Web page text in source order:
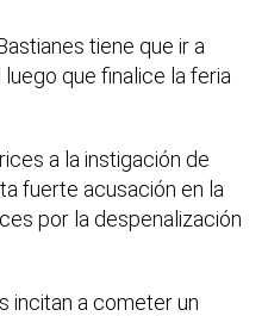
tiene que ir a
que finalice la feria
a la instigación de
fuerte acusación en la
por la despenalización
incitan a cometer un